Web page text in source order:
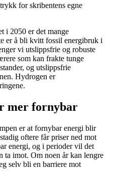
for skribentens egne
i 2050 er det mange
er å bli kvitt fossil energibruk i
vi utslippsfrie og robuste
som kan frakte tunge
og utslippsfrie
Hydrogen er
mer fornybar
er at fornybar energi blir
oftere får priser ned mot
energi, og i perioder vil det
ta imot. Om noen år kan lengre
selv bli en barriere mot